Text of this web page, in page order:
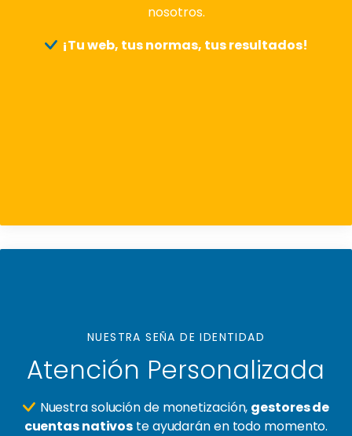
nosotros.
¡Tu web, tus normas, tus resultados!
NUESTRA SEÑA DE IDENTIDAD
Atención Personalizada
Nuestra solución de monetización, gestores de
cuentas nativos te ayudarán en todo momento.